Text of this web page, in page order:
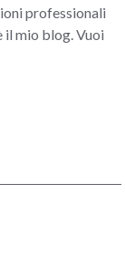
professionali
il mio blog. Vuoi